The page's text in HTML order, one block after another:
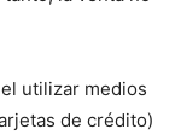
utilizar medios
de crédito)